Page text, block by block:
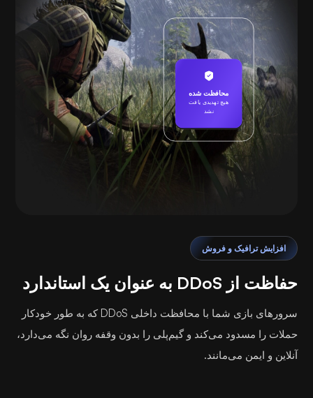
افزایش ترافیک و فروش
حفاظت از DDoS به عنوان یک استاندارد
سرورهای بازی شما با محافظت داخلی DDoS که به طور خودکار
حملات را مسدود می‌کند و گیم‌پلی را بدون وقفه روان نگه می‌دارد،
آنلاین و ایمن می‌مانند.
محافظت شده
هیچ تهدیدی یافت
نشد